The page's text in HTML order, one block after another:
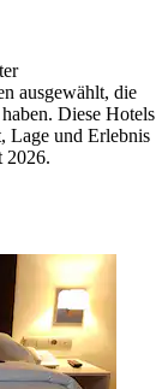
ausgewählt, die
Diese Hotels
Lage und Erlebnis
2026.